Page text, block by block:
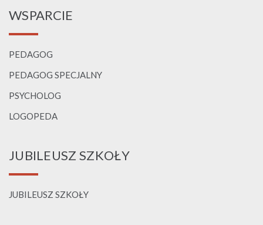
WSPARCIE
PEDAGOG
PEDAGOG SPECJALNY
PSYCHOLOG
LOGOPEDA
JUBILEUSZ SZKOŁY
JUBILEUSZ SZKOŁY